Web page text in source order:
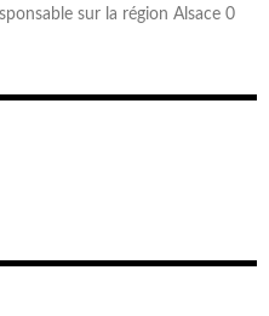
sur la région Alsace 0